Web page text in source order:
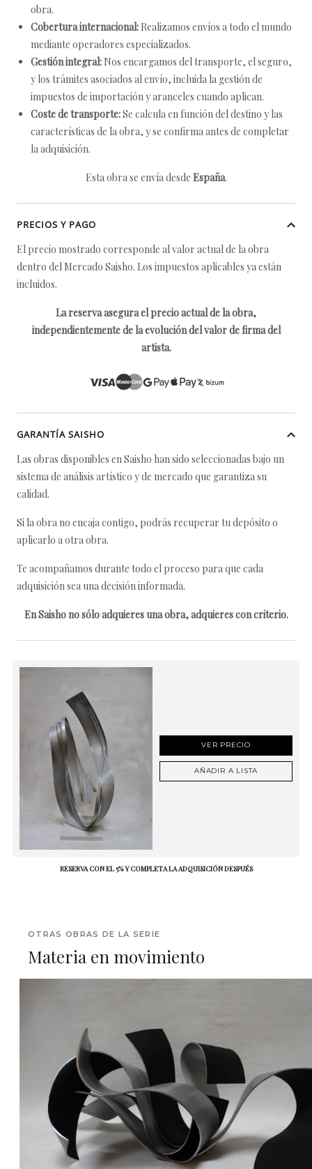
obra.
Cobertura internacional: Realizamos envíos a todo el mundo
mediante operadores especializados.
Gestión integral: Nos encargamos del transporte, el seguro,
y los trámites asociados al envío, incluida la gestión de
impuestos de importación y aranceles cuando aplican.
Coste de transporte:Se calcula en función del destino y las
características de la obra, y se confirma antes de completar
la adquisición.
Esta obra se envía desde España.
PRECIOS Y PAGO
El precio mostrado corresponde al valor actual de la obra
dentro del Mercado Saisho. Los impuestos aplicables ya están
incluidos.
La reserva asegura el precio actual de la obra,
independientemente de la evolución del valor de firma del
artista.
GARANTÍA SAISHO
Las obras disponibles en Saisho han sido seleccionadas bajo un
sistema de análisis artístico y de mercado que garantiza su
calidad.
Si la obra no encaja contigo, podrás recuperar tu depósito o
aplicarlo a otra obra.
Te acompañamos durante todo el proceso para que cada
adquisición sea una decisión informada.
En Saisho no sólo adquieres una obra, adquieres con criterio.
VER PRECIO
AÑADIR A LISTA
RESERVA CON EL 5% Y COMPLETA LA ADQUISICIÓN DESPUÉS
OTRAS OBRAS DE LA SERIE
Materia en movimiento